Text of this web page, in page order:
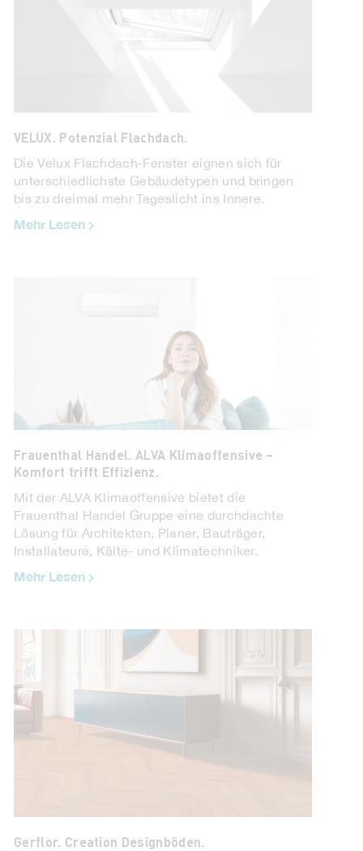
VELUX. Potenzial Flachdach.
Die Velux Flachdach-Fenster eignen sich für
unterschiedlichste Gebäudetypen und bringen
bis zu dreimal mehr Tageslicht ins Innere.
Mehr Lesen
Frauenthal Handel. ALVA Klimaoffensive –
Komfort trifft Effizienz.
Mit der ALVA Klimaoffensive bietet die
Frauenthal Handel Gruppe eine durchdachte
Lösung für Architekten, Planer, Bauträger,
Installateure, Kälte- und Klimatechniker.
Mehr Lesen
Gerflor. Creation Designböden.
Zinco. Grüner Dschungel mit extra
Als das spektakuläre Wohnquartier Charlie Living
in Berlin 2017 in seine dreijährige Bauphase
startete, steckten die Ideen zur Nutzung ...
Mehr Lesen